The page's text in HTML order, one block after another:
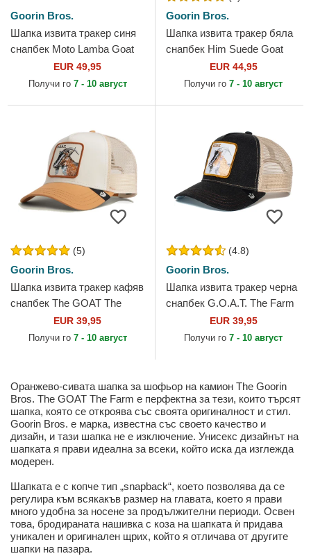
Goorin Bros.
Шапка извита тракер синя
снапбек Moto Lamba Goat
The Farm от Goorin Bros.
EUR 49,95
Получи го 7 - 10 август
Goorin Bros.
Шапка извита тракер бяла
снапбек Him Suede Goat
Suede Truckers The Farm от
Goorin Bros.
EUR 44,95
Получи го 7 - 10 август
(5)
Goorin Bros.
Шапка извита тракер кафяв
снапбек The GOAT The
Farm от Goorin Bros.
EUR 39,95
Получи го 7 - 10 август
(4.8)
Goorin Bros.
Шапка извита тракер черна
снапбек G.O.A.T. The Farm
от Goorin Bros.
EUR 39,95
Получи го 7 - 10 август
Оранжево-сивата шапка за шофьор на камион The Goorin
Bros. The GOAT The Farm е перфектна за тези, които търсят
шапка, която се откроява със своята оригиналност и стил.
Goorin Bros. е марка, известна със своето качество и
дизайн, и тази шапка не е изключение. Унисекс дизайнът на
шапката я прави идеална за всеки, който иска да изглежда
модерен.
Шапката е с копче тип „snapback“, което позволява да се
регулира към всякакъв размер на главата, което я прави
много удобна за носене за продължителни периоди. Освен
това, бродираната нашивка с коза на шапката ѝ придава
уникален и оригинален щрих, който я отличава от другите
шапки на пазара.